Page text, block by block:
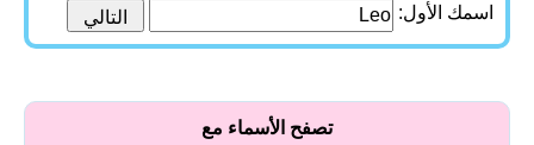
اسمك الأول:
تصفح الأسماء مع